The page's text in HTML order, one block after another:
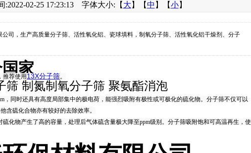
家
筛 制氮制氧分子筛 聚氨酯消泡
:2022-02-25 17:23:13 字体大小:【 大 】【中 】【小】
公司，生产高质量分子筛、活性氧化铝、瓷球填料，制氧分子筛、活性氧化铝干燥剂、分子
推荐使用 13X分子筛。
， 同时还具有高度局部集中的极电荷，能强烈吸附有极性或可极化的硫化物。分子筛不仅可以
含硫化合物亦有较好的去除效率。
化物产生了高的容量，处理后气体硫含量极大降至ppm级别 。分子筛吸附饱和可高温再生， 使